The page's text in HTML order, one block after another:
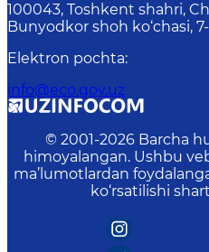
100043, Toshkent shahri,
Bunyodkor shoh ko‘chasi,
Elektron pochta:
info@eco.gov.uz
© 2001-2026 Barcha
himoyalangan. Ushbu
ma’lumotlardan
ko‘rsatilishi